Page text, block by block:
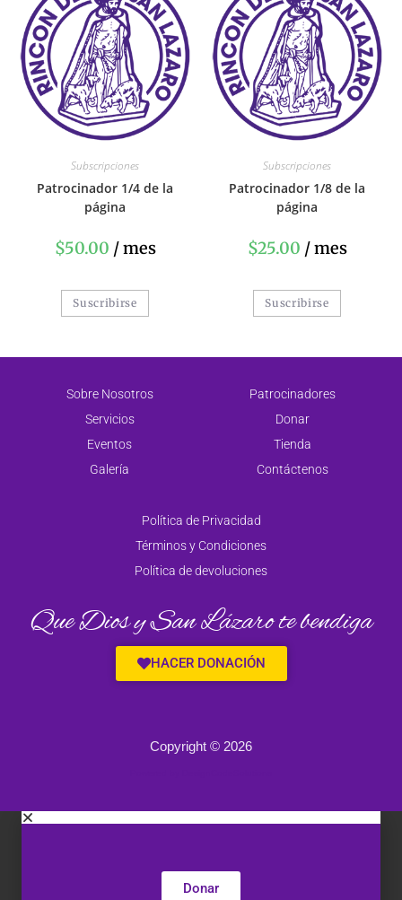
Subscripciones
Patrocinador 1/4 de la
página
$50.00 / mes
Suscribirse
Subscripciones
Patrocinador 1/8 de la
página
$25.00 / mes
Suscribirse
Sobre Nosotros
Servicios
Eventos
Galería
Patrocinadores
Donar
Tienda
Contáctenos
Política de Privacidad
Términos y Condiciones
Política de devoluciones
Que Dios y San Lázaro te bendiga
HACER DONACIÓN
Copyright © 2026
Donar